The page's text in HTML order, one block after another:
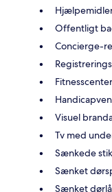
Offentligt
Concierge-
Visuel
Tv med
Sænkede
Sænket
Sænket